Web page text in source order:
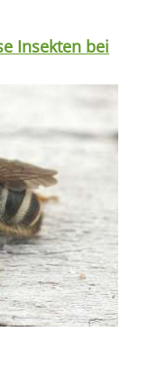
Insekten bei